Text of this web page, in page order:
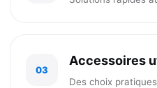
03
Accessoires
Des choix